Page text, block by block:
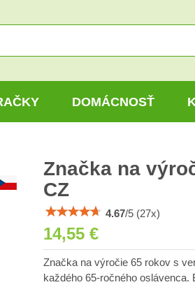
DOMÁCNOSŤ
Značka na
CZ
4.67/5 (27x)
14,55 €
Značka na výročie 65 rokov s
každého 65-ročného